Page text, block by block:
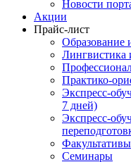
Новости
Акции
Прайс-лист
Образование
Лингвистика
Практико-
Экспресс-
7 дней)
Экспресс-
Факультативы
Семинары